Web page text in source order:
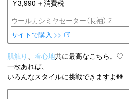
￥3,990 ＋消費税
ウールカシミヤセーター（長袖）Ｚ
サイトで購入 >>
肌触り 着心地共に最高なこちら。♡
一枚あれば、
いろんなスタイルに挑戦できますよ👭